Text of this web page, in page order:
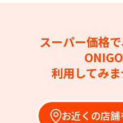
スーパー価格
利用してみ
お近くの店舗